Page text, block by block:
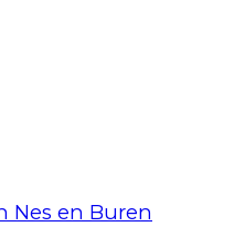
Nes en Buren